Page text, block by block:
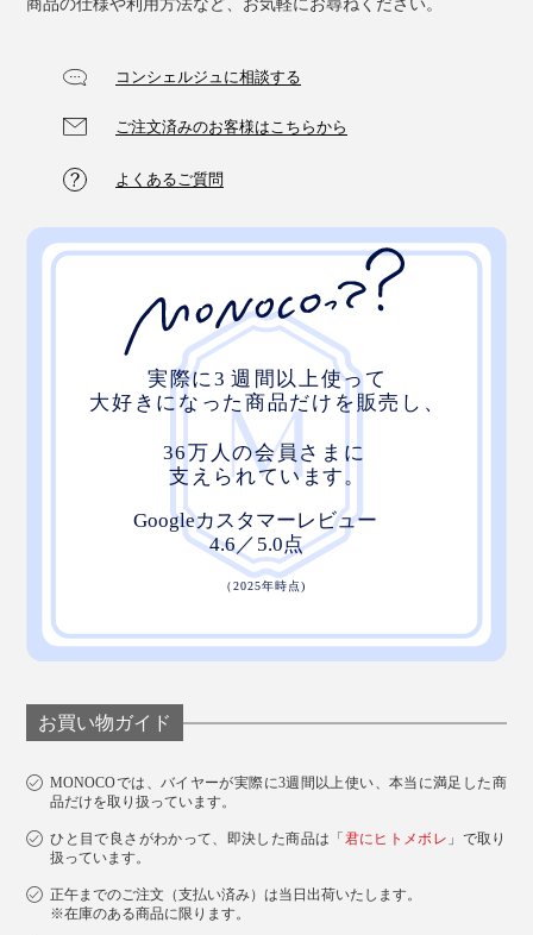
商品の仕様や利用方法など、お気軽にお尋ねください。
コンシェルジュに相談する
ご注文済みのお客様はこちらから
よくあるご質問
お買い物ガイド
MONOCOでは、バイヤーが実際に3週間以上使い、本当に満足した商
品だけを取り扱っています。
ひと目で良さがわかって、即決した商品は「君にヒトメボレ 」で取り
扱っています。
正午までのご注文（支払い済み）は当日出荷いたします。
※在庫のある商品に限ります。